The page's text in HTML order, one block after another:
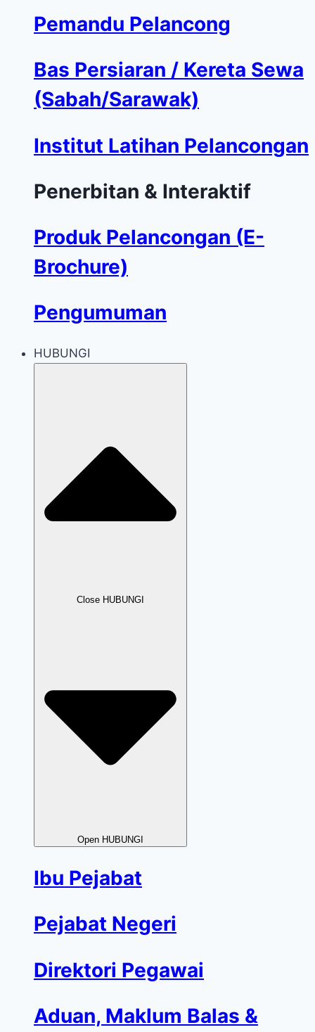
Pemandu Pelancong
Bas Persiaran / Kereta Sewa
(Sabah/Sarawak)
Institut Latihan Pelancongan
Penerbitan & Interaktif
Produk Pelancongan (E-
Brochure)
Pengumuman
HUBUNGI
Close HUBUNGI
Open HUBUNGI
Ibu Pejabat
Pejabat Negeri
Direktori Pegawai
Aduan, Maklum Balas &